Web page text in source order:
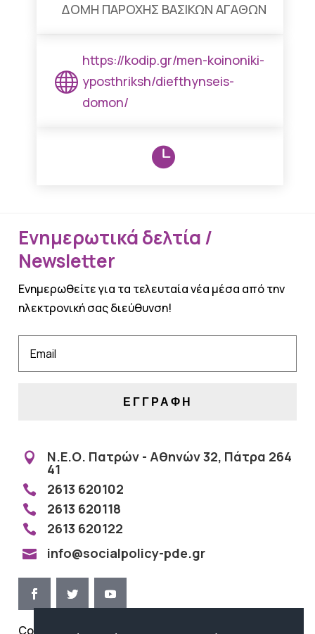
ΔΟΜΗ ΠΑΡΟΧΗΣ ΒΑΣΙΚΩΝ ΑΓΑΘΩΝ

https://kodip.gr/men-koinoniki-
yposthriksh/diefthynseis-
domon/

Ενημερωτικά δελτία /
Newsletter
Ενημερωθείτε για τα τελευταία νέα μέσα από την
ηλεκτρονική σας διεύθυνση!
ΕΓΓΡΑΦΗ
 Ν.Ε.Ο. Πατρών - Αθηνών 32, Πάτρα 264
41
 2613 620102
 2613 620118
 2613 620122
 info@socialpolicy-pde.gr
Copyright © Όροι Χρήσης | Προστασία